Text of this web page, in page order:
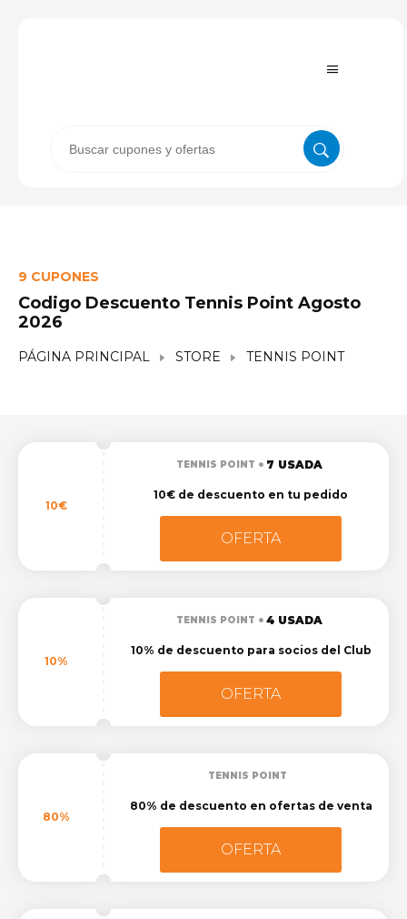
9 CUPONES
Codigo Descuento Tennis Point Agosto
2026
PÁGINA PRINCIPAL STORE TENNIS POINT
10€
TENNIS POINT 7 USADA
10€ de descuento en tu pedido
OFERTA
10%
TENNIS POINT 4 USADA
10% de descuento para socios del Club
OFERTA
80%
TENNIS POINT
80% de descuento en ofertas de venta
OFERTA